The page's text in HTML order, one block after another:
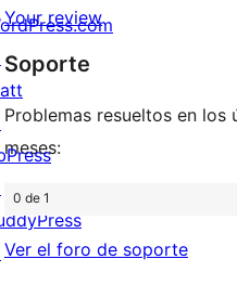
estrellas
de
estrellas
Your review
Soporte
Problemas resueltos en los
meses:
0 de 1
Ver el foro de soporte